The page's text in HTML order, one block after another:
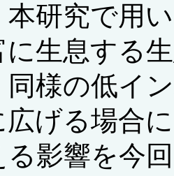
本研究で用
に生息する
同様の低イ
広げる場合
る影響を今